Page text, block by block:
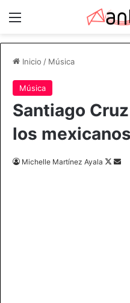
Menú
Inicio / Música
Música
Santiago
los mexicanos
Michelle Martínez Ayala